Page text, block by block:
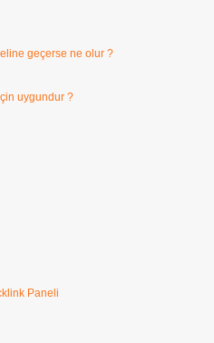
eline geçerse ne olur ?
uygundur ?